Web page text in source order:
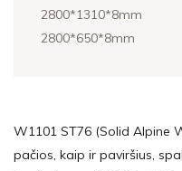
2800*1310*8mm
2800*650*8mm
W1101 ST76 (Solid Alpine
pačios, kaip ir paviršius,